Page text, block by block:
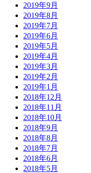
2019年9月
2019年8月
2019年7月
2019年6月
2019年5月
2019年4月
2019年3月
2019年2月
2019年1月
2018年12月
2018年11月
2018年10月
2018年9月
2018年8月
2018年7月
2018年6月
2018年5月